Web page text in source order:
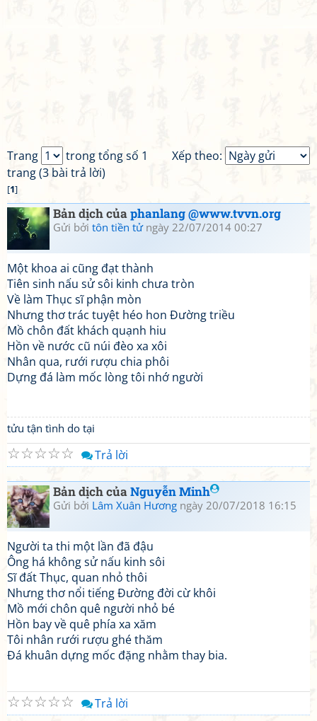
Xếp theo:
Trang
trong tổng số 1
trang (3 bài trả lời)
[1]
Bản dịch củaphanlang @www.tvvn.org
Gửi bởi tôn tiền tửngày 22/07/2014 00:27
Một khoa ai cũng đạt thành
Tiên sinh nấu sử sôi kinh chưa tròn
Về làm Thục sĩ phận mòn
Nhưng thơ trác tuyệt héo hon Đường triều
Mồ chôn đất khách quạnh hiu
Hồn về nước cũ núi đèo xa xôi
Nhân qua, rưới rượu chia phôi
Dựng đá làm mốc lòng tôi nhớ người
tửu tận tình do tại
☆
☆
☆
☆
☆ Trả lời
Bản dịch củaNguyễn Minh
Gửi bởi Lâm Xuân Hương ngày 20/07/2018 16:15
Người ta thi một lần đã đậu
Ông há không sử nấu kinh sôi
Sĩ đất Thục, quan nhỏ thôi
Nhưng thơ nổi tiếng Đường đời cừ khôi
Mồ mới chôn quê người nhỏ bé
Hồn bay về quê phía xa xăm
Tôi nhân rưới rượu ghé thăm
Đá khuân dựng mốc đặng nhằm thay bia.
☆
☆
☆
☆
☆ Trả lời